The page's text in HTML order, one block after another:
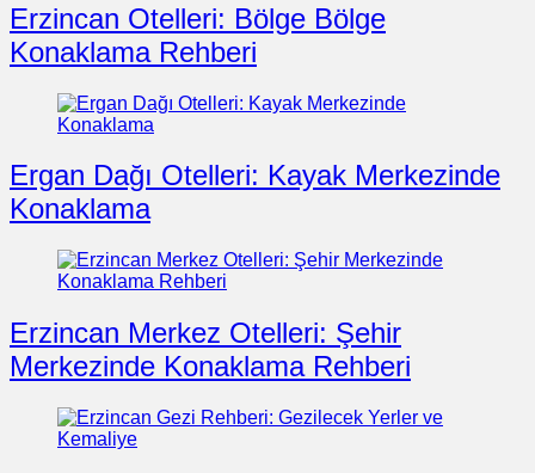
Erzincan Otelleri: Bölge Bölge
Konaklama Rehberi
Ergan Dağı Otelleri: Kayak Merkezinde
Konaklama
Erzincan Merkez Otelleri: Şehir
Merkezinde Konaklama Rehberi